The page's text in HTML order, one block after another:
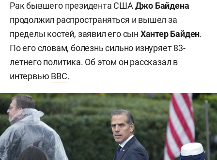
Рак бывшего президента СШАДжо Байдена
продолжил распространяться и вышел за
пределы костей, заявил его сын Хантер Байден.
По его словам, болезнь сильно изнуряет 83-
летнего политика. Об этом он рассказал в
интервью BBC.